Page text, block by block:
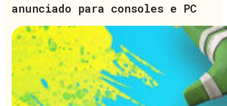
anunciado para consoles e PC